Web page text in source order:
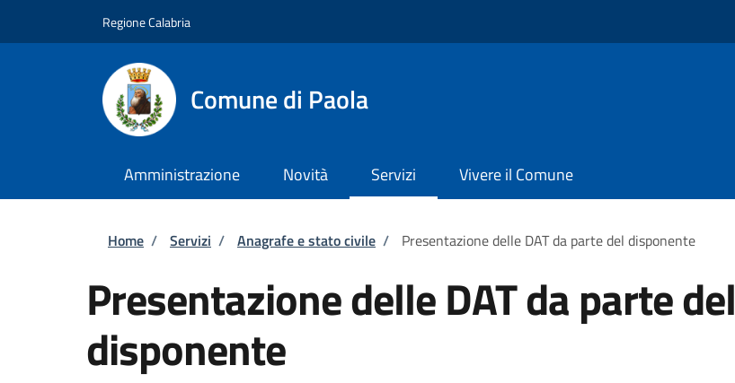
Regione Calabria
Comune di Paola
Amministrazione Novità Servizi Vivere il Comune
Briciole di pane
Home / Servizi / Anagrafe e stato civile / Presentazione delle DAT da parte del disponente
Presentazione delle DAT da parte del
disponente